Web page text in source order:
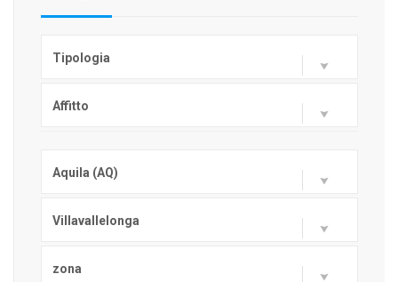
Tipologia
Affitto
Aquila (AQ)
Villavallelonga
zona